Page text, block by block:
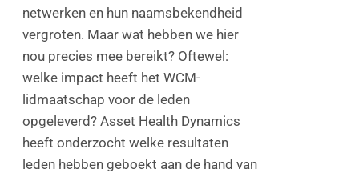
netwerken en hun naamsbekendheid
vergroten. Maar wat hebben we hier
nou precies mee bereikt? Oftewel:
welke impact heeft het WCM-
lidmaatschap voor de leden
opgeleverd? Asset Health Dynamics
heeft onderzocht welke resultaten
leden hebben geboekt aan de hand van